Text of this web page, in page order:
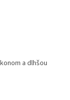
a dlhšou